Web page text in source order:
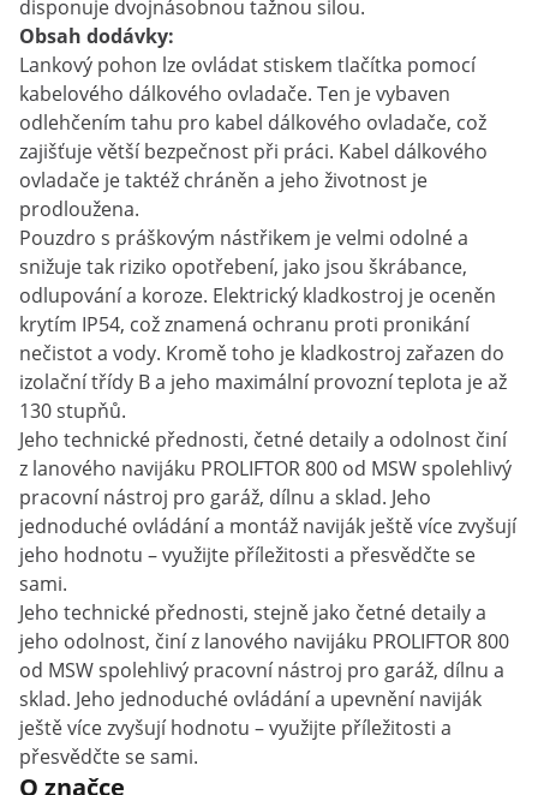
disponuje dvojnásobnou tažnou silou.
Obsah dodávky:
Lankový pohon lze ovládat stiskem tlačítka pomocí
kabelového dálkového ovladače. Ten je vybaven
odlehčením tahu pro kabel dálkového ovladače, což
zajišťuje větší bezpečnost při práci. Kabel dálkového
ovladače je taktéž chráněn a jeho životnost je
prodloužena.
Pouzdro s práškovým nástřikem je velmi odolné a
snižuje tak riziko opotřebení, jako jsou škrábance,
odlupování a koroze. Elektrický kladkostroj je oceněn
krytím IP54, což znamená ochranu proti pronikání
nečistot a vody. Kromě toho je kladkostroj zařazen do
izolační třídy B a jeho maximální provozní teplota je až
130 stupňů.
Jeho technické přednosti, četné detaily a odolnost činí
z lanového navijáku PROLIFTOR 800 od MSW spolehlivý
pracovní nástroj pro garáž, dílnu a sklad. Jeho
jednoduché ovládání a montáž naviják ještě více zvyšují
jeho hodnotu – využijte příležitosti a přesvědčte se
sami.
Jeho technické přednosti, stejně jako četné detaily a
jeho odolnost, činí z lanového navijáku PROLIFTOR 800
od MSW spolehlivý pracovní nástroj pro garáž, dílnu a
sklad. Jeho jednoduché ovládání a upevnění naviják
ještě více zvyšují hodnotu – využijte příležitosti a
přesvědčte se sami.
O značce